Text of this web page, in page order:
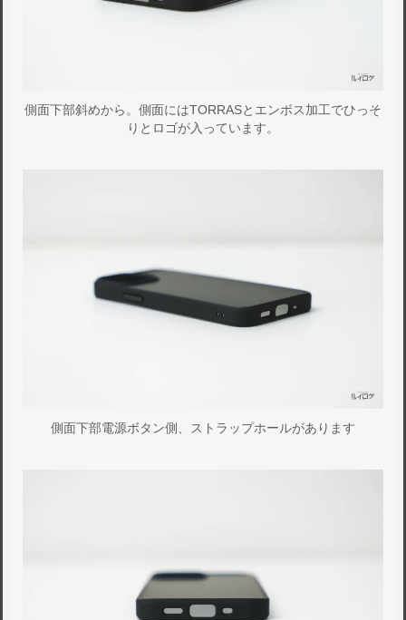
側面下部斜めから。側面にはTORRASとエンボス加工でひっそ
りとロゴが入っています。
側面下部電源ボタン側、ストラップホールがあります